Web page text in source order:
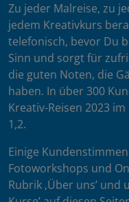
Zu jeder Malreise, zu
jedem Kreativkurs
telefonisch, bevor Du
Sinn und sorgt für
die guten Noten, die
haben. In über 300
Kreativ-Reisen 2023
1,2.
Einige
Fotoworkshops und
Rubrik ‚Über uns’